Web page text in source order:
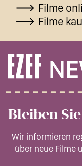
Filme
Filme
Bleiben
Wir informieren
über neue Filme